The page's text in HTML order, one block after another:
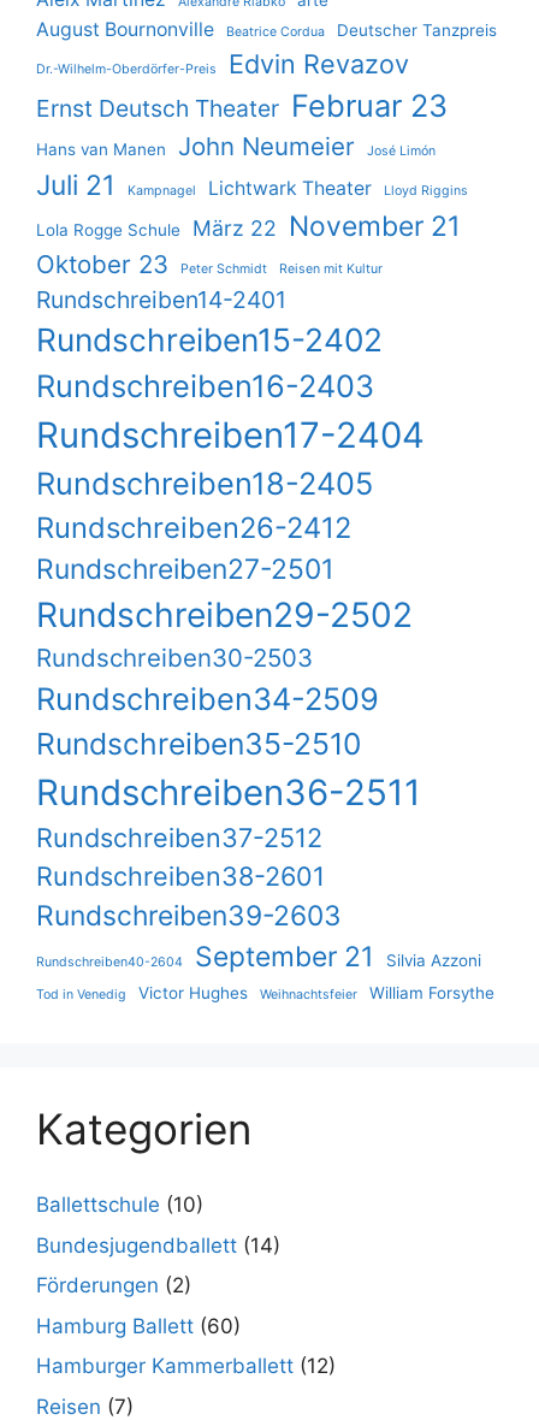
August Bournonville Beatrice Cordua Deutscher Tanzpreis
Dr.-Wilhelm-Oberdörfer-Preis Edvin Revazov
Ernst Deutsch Theater Februar 23
Hans van Manen John Neumeier José Limón
Juli 21 Kampnagel Lichtwark Theater Lloyd Riggins
Lola Rogge Schule März 22 November 21
Oktober 23 Peter Schmidt Reisen mit Kultur
Rundschreiben14-2401
Rundschreiben15-2402
Rundschreiben16-2403
Rundschreiben17-2404
Rundschreiben18-2405
Rundschreiben26-2412
Rundschreiben27-2501
Rundschreiben29-2502
Rundschreiben30-2503
Rundschreiben34-2509
Rundschreiben35-2510
Rundschreiben36-2511
Rundschreiben37-2512
Rundschreiben38-2601
Rundschreiben39-2603
Rundschreiben40-2604 September 21 Silvia Azzoni
Tod in Venedig Victor Hughes Weihnachtsfeier William Forsythe
Kategorien
Ballettschule (10)
Bundesjugendballett (14)
Förderungen (2)
Hamburg Ballett (60)
Hamburger Kammerballett (12)
Reisen (7)